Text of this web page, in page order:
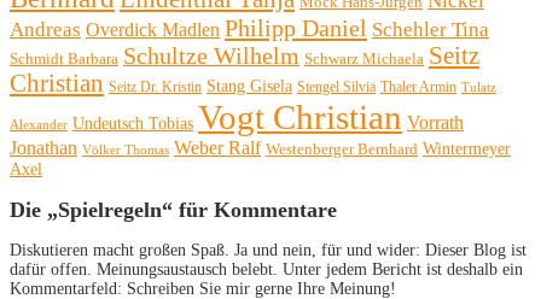
Andreas Overdick Madlen Philipp Daniel Schehler Tina
Schmidt Barbara Schultze Wilhelm Schwarz Michaela Seitz
Christian Seitz Dr. Kristin Stang Gisela Stengel Silvia Thaler Armin Tulatz
Alexander Undeutsch Tobias Vogt Christian Vorrath
Jonathan Völker Thomas Weber Ralf Westenberger Bernhard Wintermeyer
Axel
Die „Spielregeln“ für Kommentare
Diskutieren macht großen Spaß. Ja und nein, für und wider: Dieser Blog ist
dafür offen. Meinungsaustausch belebt. Unter jedem Bericht ist deshalb ein
Kommentarfeld: Schreiben Sie mir gerne Ihre Meinung!